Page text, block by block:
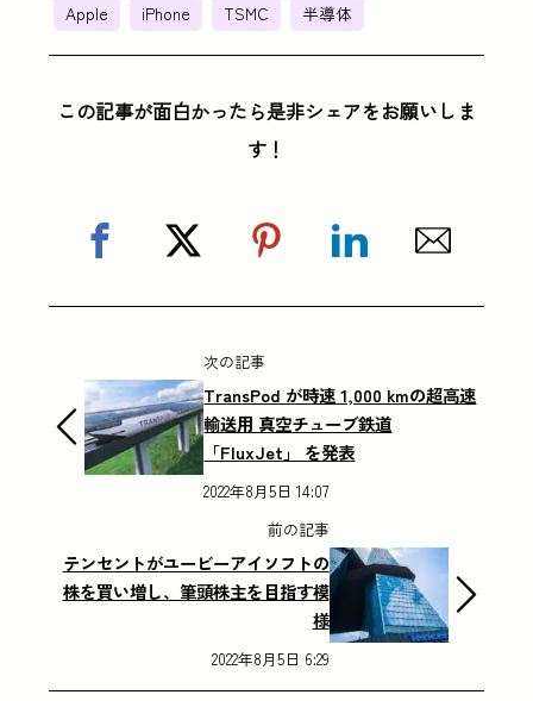
Apple iPhone TSMC 半導体
この記事が面白かったら是非シェアをお願いしま
す！
次の記事
TransPod が時速 1,000 kmの超高速
輸送用 真空チューブ鉄道
「FluxJet」 を発表
2022年8月5日 14:07
前の記事
テンセントがユービーアイソフトの
株を買い増し、筆頭株主を目指す模
様
2022年8月5日 6:29